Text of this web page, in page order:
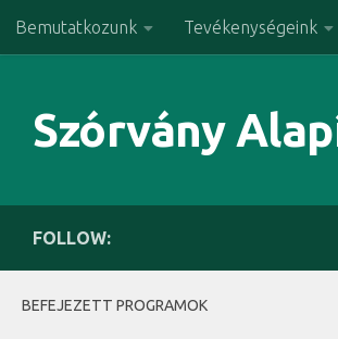
Skip to content
Bemutatkozunk Tevékenységeink
Szórvány
FOLLOW:
BEFEJEZETT PROGRAMOK